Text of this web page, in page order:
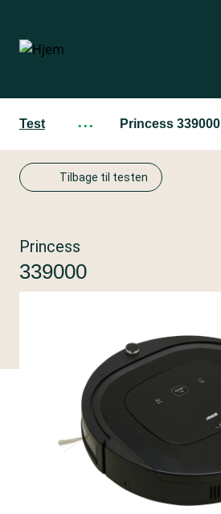
hovedindhold
Test ··· Princess 339000
Tilbage til testen
Princess
339000